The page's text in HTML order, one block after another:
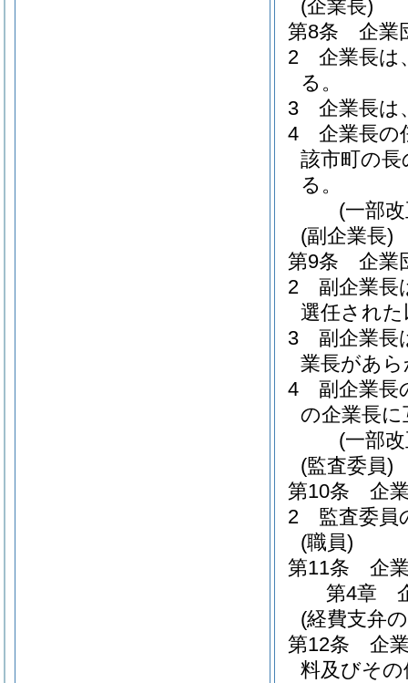
(企業長)
第8条
企業
2
企業長は
る。
3
企業長は
4
企業長の
該市町の
る。
(一部
(副企業長)
第9条
企業
2
副企業長
選任され
3
副企業長
業長があ
4
副企業長
の企業長
(一部
(監査委員)
第10条
企
2
監査委員
(職員)
第11条
企
第4章
(経費支弁
第12条
企
料及びそ